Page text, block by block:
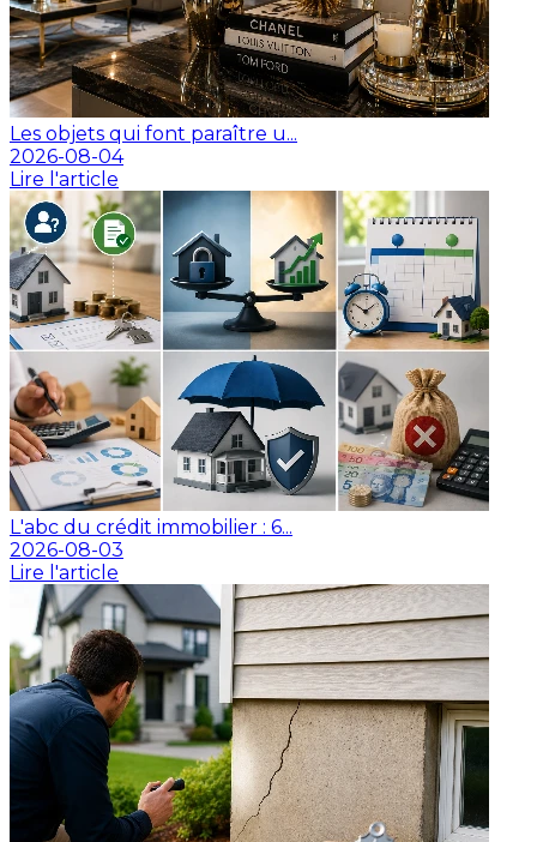
Les objets qui font paraître u...
2026-08-04
Lire l'article
L'abc du crédit immobilier : 6...
2026-08-03
Lire l'article